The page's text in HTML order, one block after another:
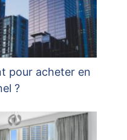
pour acheter en
?